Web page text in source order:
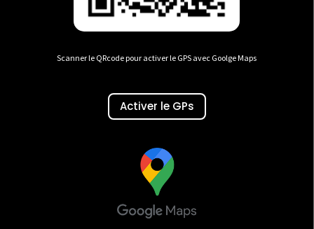
Scanner le QRcode pour activer le GPS avec Goolge Maps
Activer le GPs